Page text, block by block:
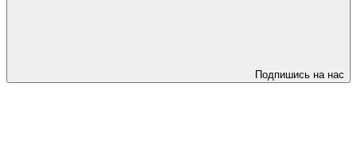
Подпишись на нас